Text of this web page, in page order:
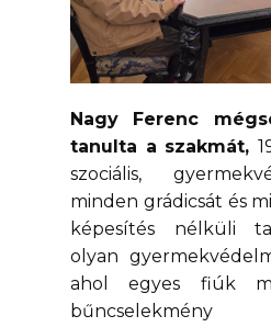
Nagy Ferenc
tanulta a szakmát,
szociális,
minden grádicsát és
képesítés nélküli
olyan
ahol egyes fiúk